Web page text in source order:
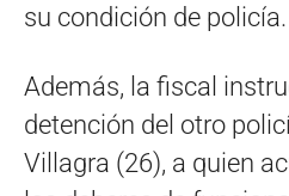
su condición de policía.
Además, la fiscal
detención del otro
Villagra (26), a quien